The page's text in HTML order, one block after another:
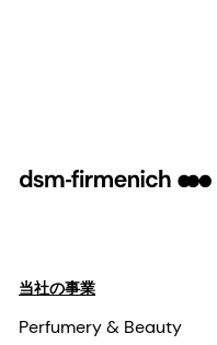
当社の事業
Perfumery & Beauty